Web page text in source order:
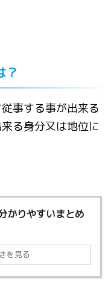
？
事する事が出来る
る身分又は地位に
かりやすいまとめ
を見る